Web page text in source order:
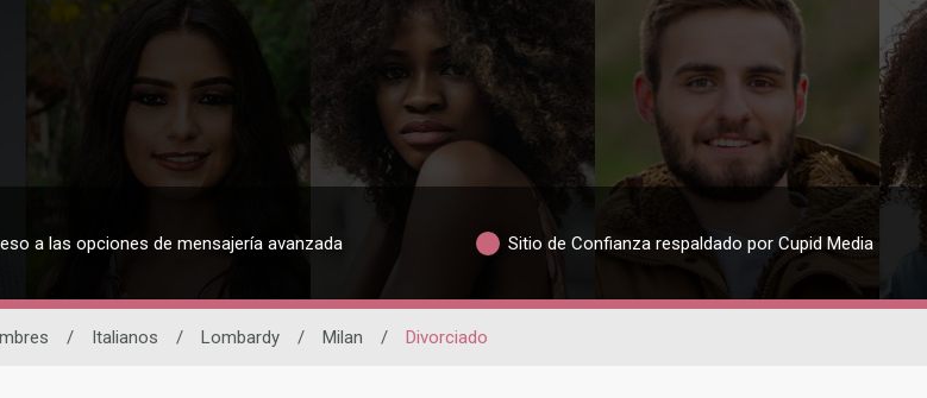
a las opciones de mensajería avanzada Sitio de Confianza respaldado por Cupid Media
/ Italianos / Lombardy / Milan / Divorciado